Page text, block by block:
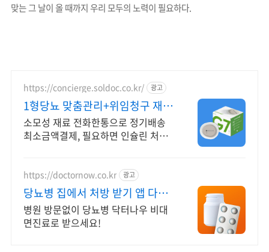
맞는 그 날이 올 때까지 우리 모두의 노력이 필요하다.
https://concierge.soldoc.co.kr/ 광고
1형당뇨 맞춤관리+위임청구 재처
방 주기 무료알림
소모성 재료 전화한통으로 정기배송
최소금액결제, 필요하면 인슐린 처방
https://doctornow.co.kr 광고
당뇨병 집에서 처방 받기 앱 다운
로드 800만 돌파!
병원 방문없이 당뇨병 닥터나우 비대
면진료로 받으세요!